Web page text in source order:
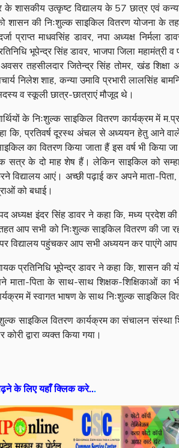
उत्कृष्ट विद्यालय के 57 छात्र एवं
शासन की निःशुल्क साइकिल वितरण योजना के
प्राप्त माधवसिंह डावर, नपा अध्यक्ष निर्मला
भूपेन्द्र सिंह डावर, भाजपा जिला महामंत्री
तहसीलदार जितेन्द्र सिंह तोमर, खंड शिक्षा
निलेश शाह, कन्या उमावि प्रभारी लालसिंह
व स्कूली छात्र-छात्राएं मौजूद थे।
के निःशुल्क साइकिल वितरण कार्यक्रम में
कि, प्रतिवर्ष दूरस्थ अंचल से अध्ययन हेतु आने
का वितरण किया जाता हैं इस वर्ष भी
सत्र के दो माह शेष हैं। लेकिन साइकिल को
विद्यालय आएं। अच्छी पढ़ाई कर अपने माता-
को बधाई।
इंदर सिंह डावर ने कहा कि, मध्य प्रदेश की
आप सभी को निःशुल्क साइकिल वितरण की जा
विद्यालय पहुंचकर आप सभी अध्ययन कर पाएंगे आप
भूपेन्द्र डावर ने कहा कि, शासन की
माता-पिता के साथ-साथ शिक्षक-शिक्षिकाओं
में स्वागत भाषण के साथ निःशुल्क साइकिल
वितरण कार्यक्रम का संचालन संस्था
कोरी द्वारा व्यक्त किया गया।
के लिए यहाँ क्लिक करे...